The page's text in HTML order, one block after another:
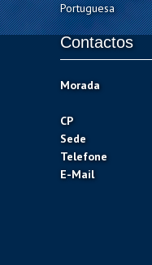
Portuguesa
Contactos
Morada
CP
Sede
Telefone
E-Mail